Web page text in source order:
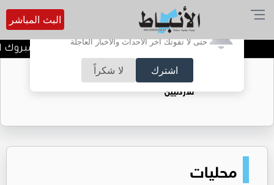
أترغب في تفعيل الإشعارات؟
حتى لا تفوتك آخر الأحداث والأخبار العاجلة
اشترك لا شكراً
البث المباشر
راشد حمزة الحوامدة الف مبروك
حقل الريشة حين يتحول الغاز إلى فرص عمل
للأردنيين
محليات